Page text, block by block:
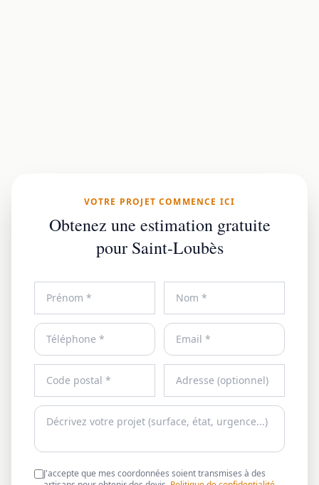
VOTRE PROJET COMMENCE ICI
Obtenez une estimation gratuite
pour Saint-Loubès
J'accepte que mes coordonnées soient transmises à des